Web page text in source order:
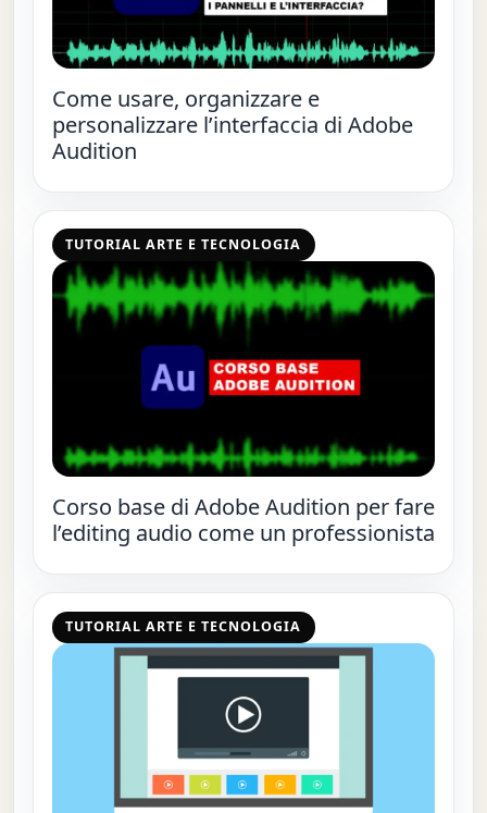
Come usare, organizzare e
personalizzare l’interfaccia di Adobe
Audition
TUTORIAL ARTE E TECNOLOGIA
Corso base di Adobe Audition per fare
l’editing audio come un professionista
TUTORIAL ARTE E TECNOLOGIA